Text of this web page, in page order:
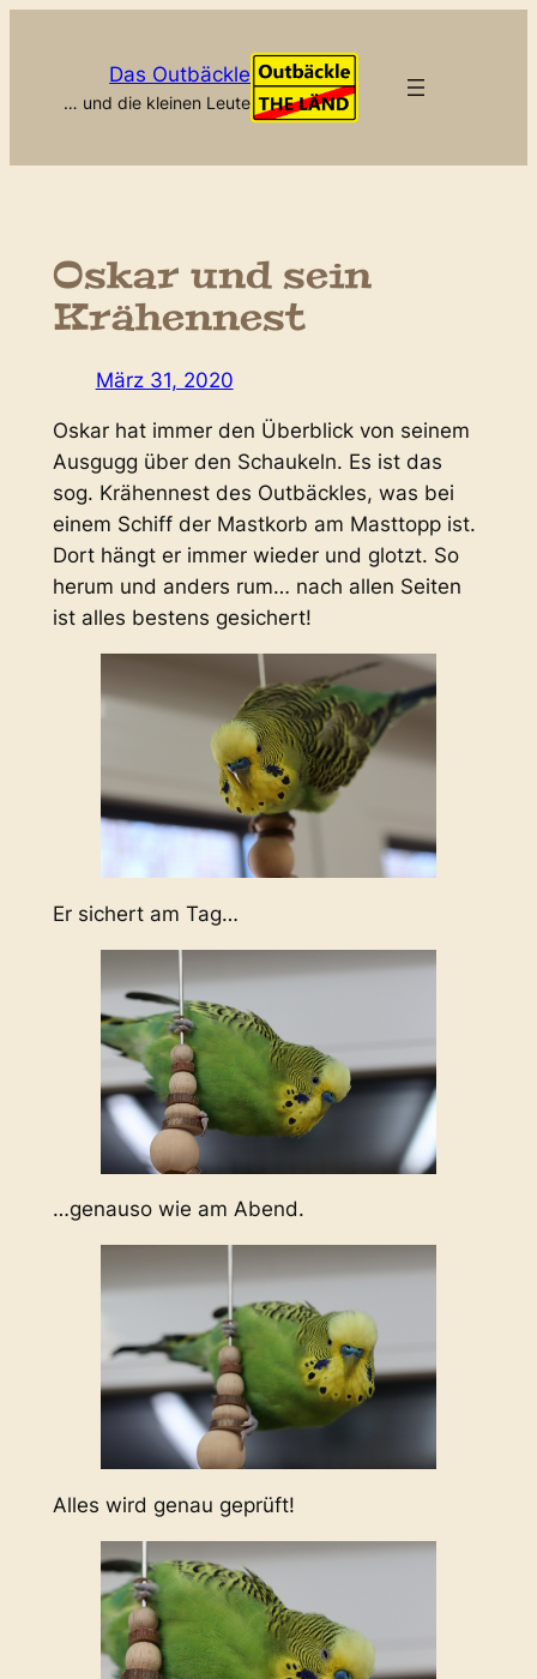
Das Outbäckle
… und die kleinen Leute
Oskar und sein
Krähennest
März 31, 2020
Oskar hat immer den Überblick von seinem
Ausgugg über den Schaukeln. Es ist das
sog. Krähennest des Outbäckles, was bei
einem Schiff der Mastkorb am Masttopp ist.
Dort hängt er immer wieder und glotzt. So
herum und anders rum… nach allen Seiten
ist alles bestens gesichert!
Er sichert am Tag…
…genauso wie am Abend.
Alles wird genau geprüft!